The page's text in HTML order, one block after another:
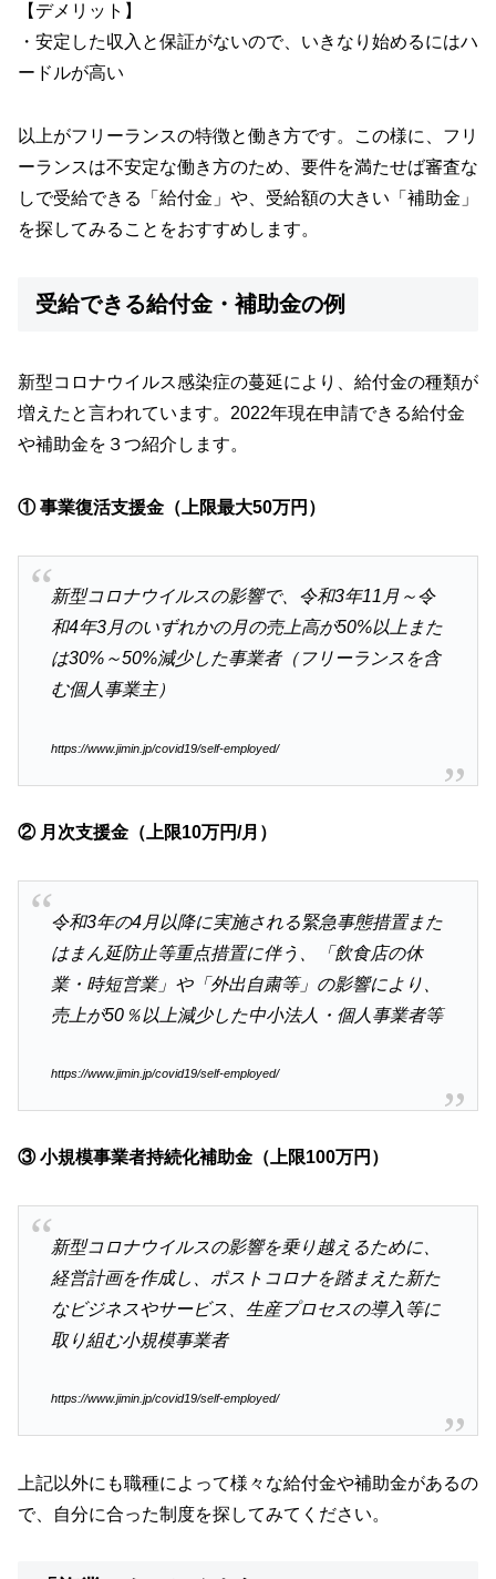
【デメリット】
・安定した収入と保証がないので、いきなり始めるにはハ
ードルが高い
以上がフリーランスの特徴と働き方です。この様に、フリ
ーランスは不安定な働き方のため、要件を満たせば審査な
しで受給できる「給付金」や、受給額の大きい「補助金」
を探してみることをおすすめします。
受給できる給付金・補助金の例
新型コロナウイルス感染症の蔓延により、給付金の種類が
増えたと言われています。2022年現在申請できる給付金
や補助金を３つ紹介します。
①事業復活支援金（上限最大50万円）
新型コロナウイルスの影響で、令和3年11月～令
和4年3月のいずれかの月の売上高が50%以上また
は30%～50%減少した事業者（フリーランスを含
む個人事業主）
https://www.jimin.jp/covid19/self-employed/
② 月次支援金（上限10万円/月）
令和3年の4月以降に実施される緊急事態措置また
はまん延防止等重点措置に伴う、「飲食店の休
業・時短営業」や「外出自粛等」の影響により、
売上が50％以上減少した中小法人・個人事業者等
https://www.jimin.jp/covid19/self-employed/
③ 小規模事業者持続化補助金（上限100万円）
新型コロナウイルスの影響を乗り越えるために、
経営計画を作成し、ポストコロナを踏まえた新た
なビジネスやサービス、生産プロセスの導入等に
取り組む小規模事業者
https://www.jimin.jp/covid19/self-employed/
上記以外にも職種によって様々な給付金や補助金があるの
で、自分に合った制度を探してみてください。